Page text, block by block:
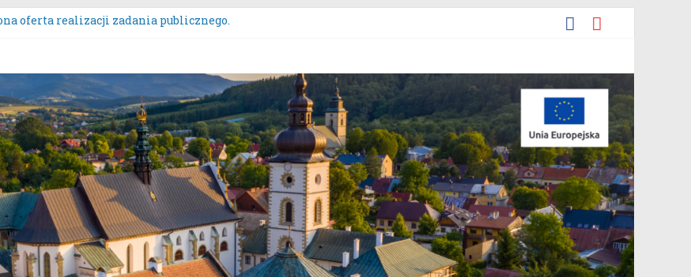
oferta realizacji zadania publicznego.
Dożynkowych Województwa Małopolskiego.
uwag do oferty realizacji zadania publicznego pn. „Integracyjna Grupa Teatralna” złożonej przez Stowarzyszenie „Gniazdo”.
społeczne dotyczące zmiany „Miejscowego planu zagospodarowania przestrzennego Mostki”.